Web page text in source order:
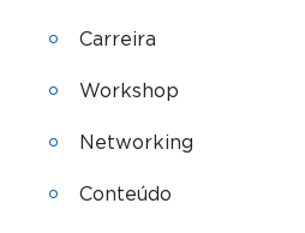
Carreira
Workshop
Networking
Conteúdo